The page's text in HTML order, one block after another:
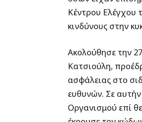
Κέντρου Ελέγχου
κινδύνους στην
Ακολούθησε την
Κατσιούλη,
ασφάλειας στο
ευθυνών. Σε
Οργανισμού επί